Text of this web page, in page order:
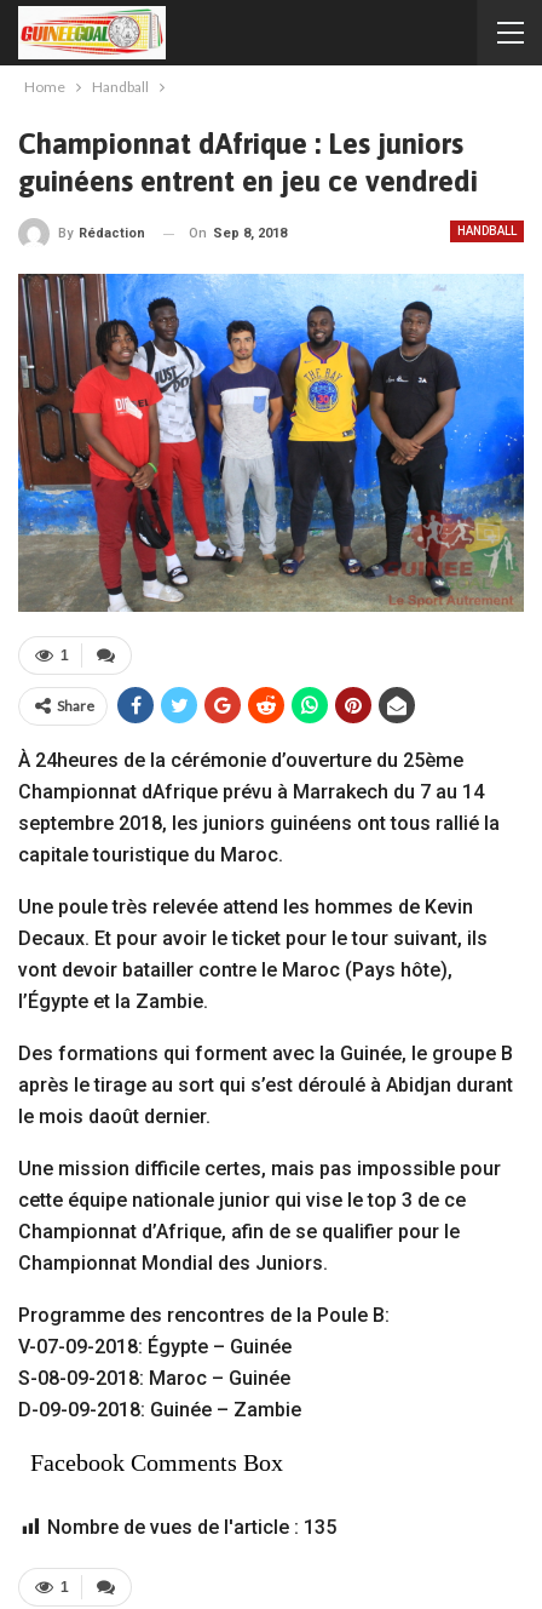
Home Handball
Championnat dAfrique : Les juniors
guinéens entrent en jeu ce vendredi
HANDBALL
By Rédaction On Sep 8, 2018
1
Share
À 24heures de la cérémonie d’ouverture du 25ème
Championnat dAfrique prévu à Marrakech du 7 au 14
septembre 2018, les juniors guinéens ont tous rallié la
capitale touristique du Maroc.
Une poule très relevée attend les hommes de Kevin
Decaux. Et pour avoir le ticket pour le tour suivant, ils
vont devoir batailler contre le Maroc (Pays hôte),
l’Égypte et la Zambie.
Des formations qui forment avec la Guinée, le groupe B
après le tirage au sort qui s’est déroulé à Abidjan durant
le mois daoût dernier.
Une mission difficile certes, mais pas impossible pour
cette équipe nationale junior qui vise le top 3 de ce
Championnat d’Afrique, afin de se qualifier pour le
Championnat Mondial des Juniors.
Programme des rencontres de la Poule B:
V-07-09-2018: Égypte – Guinée
S-08-09-2018: Maroc – Guinée
D-09-09-2018: Guinée – Zambie
Facebook Comments Box
Nombre de vues de l'article : 135
1